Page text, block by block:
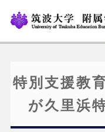
特別支援教
が久里浜